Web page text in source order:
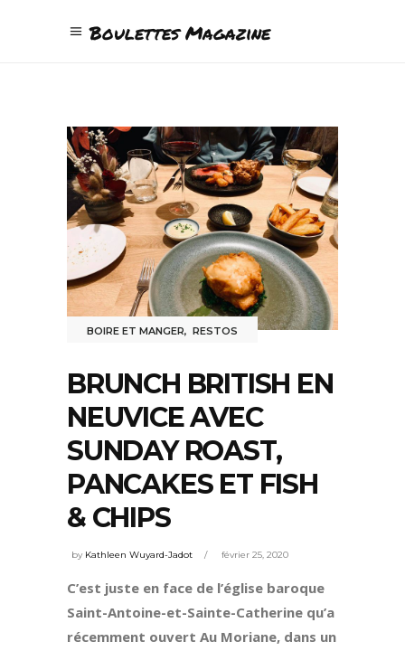
Boulettes Magazine
BOIRE ET MANGER,RESTOS
BRUNCH BRITISH EN
NEUVICE AVEC
SUNDAY ROAST,
PANCAKES ET FISH
& CHIPS
by Kathleen Wuyard-Jadot février 25, 2020
C’est juste en face de l’église baroque
Saint-Antoine-et-Sainte-Catherine qu’a
récemment ouvert Au Moriane, dans un